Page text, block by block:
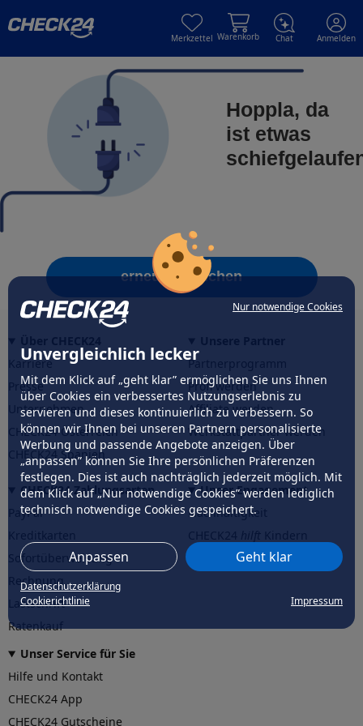
Nur notwendige Cookies
Unvergleichlich lecker
Mit dem Klick auf „geht klar” ermöglichen Sie uns Ihnen
über Cookies ein verbessertes Nutzungserlebnis zu
servieren und dieses kontinuierlich zu verbessern. So
können wir Ihnen bei unseren Partnern personalisierte
Werbung und passende Angebote anzeigen. Über
„anpassen” können Sie Ihre persönlichen Präferenzen
festlegen. Dies ist auch nachträglich jederzeit möglich. Mit
dem Klick auf „Nur notwendige Cookies” werden lediglich
technisch notwendige Cookies gespeichert.
Anpassen Geht klar
Datenschutzerklärung
Cookierichtlinie
Impressum
Merkzettel Warenkorb Chat Anmelden
Hoppla, da
ist etwas
erneut versuchen
Karriere
Presse
Unternehmen
CHECK24 Österreich
CHECK24 Spanien
Partnerprogramm
Profi werden
Affiliate werden
Werkstattpartner werden
CHECK24 Zahlungsarten
PayPal
Sofortüberweisung
Rechnung
Lastschrift
Ratenkauf
Unser Engagement
Nachhaltigkeit
CHECK24hilftder Natur
Unser Service für Sie
Hilfe und Kontakt
CHECK24 App
CHECK24 Gutscheine